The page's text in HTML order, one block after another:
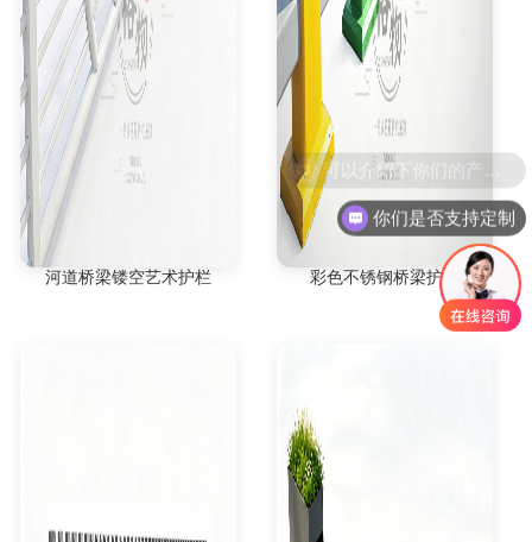
河道桥梁镂空艺术护栏 彩色不锈钢桥梁护栏
你们是否支持定制